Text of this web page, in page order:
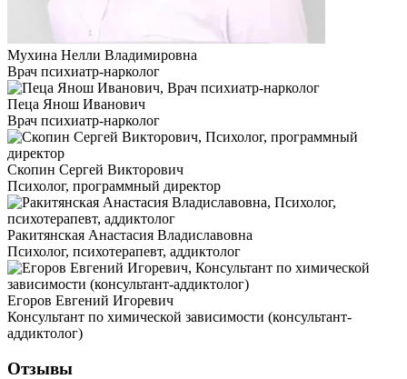
Мухина Нелли Владимировна
Врач психиатр-нарколог
Пеца Янош Иванович
Врач психиатр-нарколог
Скопин Сергей Викторович
Психолог, программный директор
Ракитянская Анастасия Владиславовна
Психолог, психотерапевт, аддиктолог
Егоров Евгений Игоревич
Консультант по химической зависимости (консультант-
аддиктолог)
Отзывы